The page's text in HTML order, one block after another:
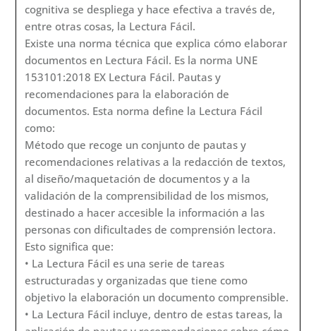
unido al de accesibilidad cognitiva. En 1960, Kevin
Lynch usó Wayfinding como una sola palabra y la
definió como “Un uso consistente y una organización
de señales sensoriales definidas del ambiente
externo”. Añadió: “Se centra en cómo los caminos,
los bordes, las regiones, los nodos y los puntos de
referencia ayudan a guiarnos a través de los
entornos”. Desde entonces, se ha ido modificando la
definición y ha cambiado el sentido del término. Así,
se pasa de poner el foco en el entorno a centrarlo en
la capacidad humana para alcanzar destinos y
resolver problemas relacionados con el espacio.
Comprende tres procesos mentales: procesamiento
de información, toma de decisiones y ejecución de
decisiones.
Año: